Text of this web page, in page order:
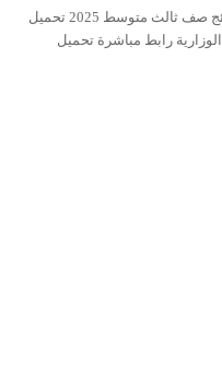
نتائج الثالث المتوسط 2025 الدور الثاني نتائج صف ثالث متوسط 2025 تحميل
ملف بي دي اف لنتائج الثالث المتوسط pdf الوزارية رابط مباشرة تحميل